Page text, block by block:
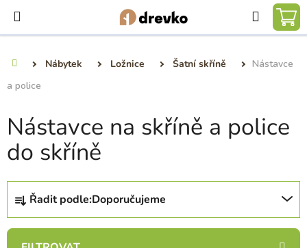
obsah
Hledat
Nábytek Ložnice Šatní skříně
Nástavce
a police
Nástavce na skříně a police
do skříně
Ř
z
Řadit podle:Doporučujeme